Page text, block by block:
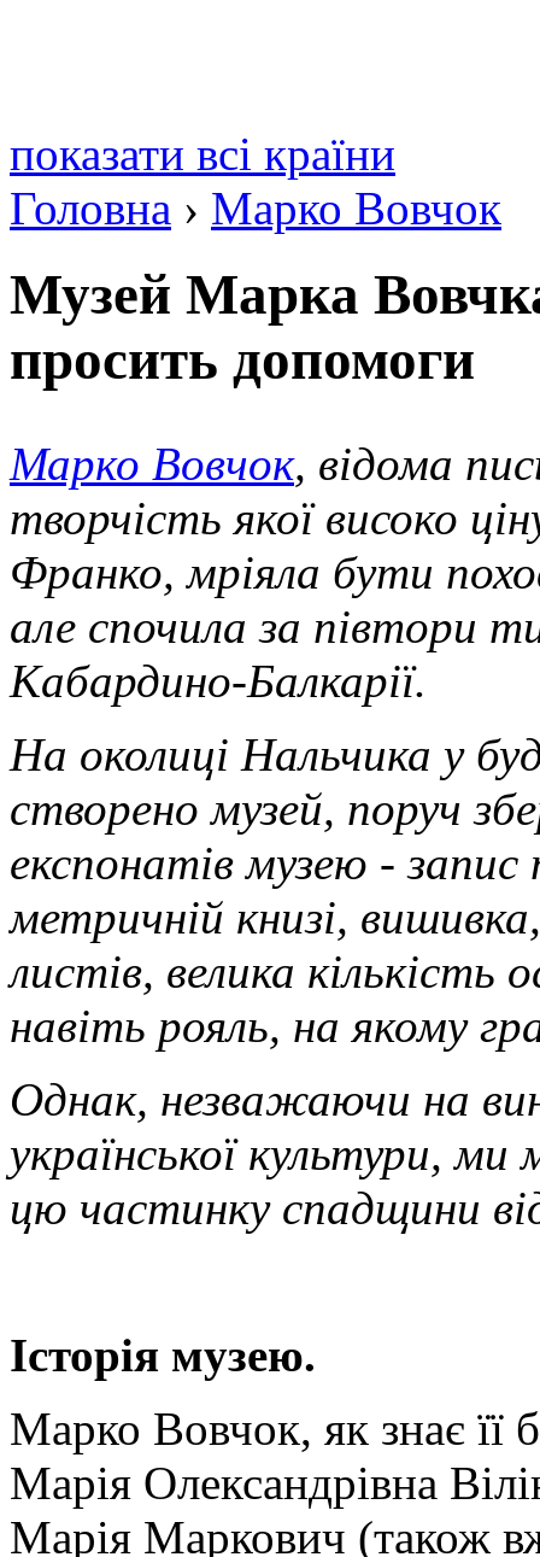
показати всі країни
Головна › Марко Вовчок
Музей Марка
просить допомоги
Марко Вовчок, відома
творчість якої високо
Франко, мріяла бути
але спочила за півтори
Кабардино-Балкарії.
На околиці Нальчика у
створено музей, поруч
експонатів музею -
метричній книзі,
листів, велика кількість
навіть рояль, на якому
Однак, незважаючи на
української культури,
цю частинку спадщини
Історія музею.
Марко Вовчок, як знає її
Марія Олександрівна
Марія Маркович (також